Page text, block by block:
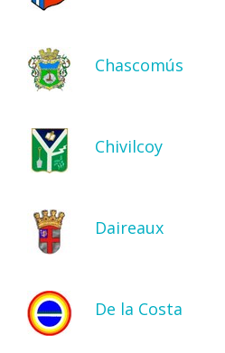
Chascomús
Chivilcoy
Daireaux
De la Costa